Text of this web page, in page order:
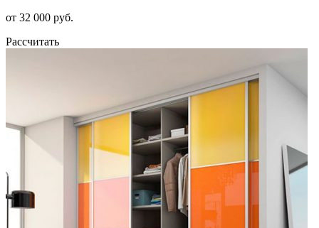
от 32 000 руб.
Рассчитать